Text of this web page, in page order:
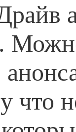
что